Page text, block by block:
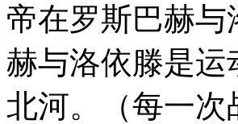
帝在罗斯巴赫
赫与洛依滕是
北河。（每一